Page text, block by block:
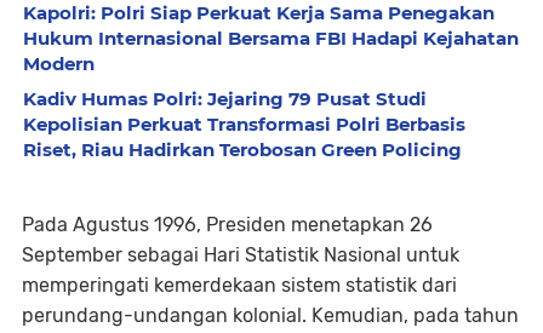
Kapolri: Polri Siap Perkuat Kerja Sama Penegakan
Hukum Internasional Bersama FBI Hadapi Kejahatan
Modern
Kadiv Humas Polri: Jejaring 79 Pusat Studi
Kepolisian Perkuat Transformasi Polri Berbasis
Riset, Riau Hadirkan Terobosan Green Policing
Pada Agustus 1996, Presiden menetapkan 26
September sebagai Hari Statistik Nasional untuk
memperingati kemerdekaan sistem statistik dari
perundang-undangan kolonial. Kemudian, pada tahun